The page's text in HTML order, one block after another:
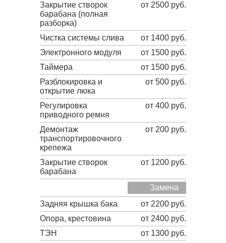
Закрытие створок
барабана (полная
разборка)
от 2500 руб.
Чистка системы слива
от 1400 руб.
Электронного модуля
от 1500 руб.
Таймера
от 1500 руб.
Разблокировка и
открытие люка
от 500 руб.
Регулировка
приводного ремня
от 400 руб.
Демонтаж
транспортировочного
крепежа
от 200 руб.
Закрытие створок
барабана
от 1200 руб.
Замена
Задняя крышка бака
от 2200 руб.
Опора, крестовина
от 2400 руб.
ТЭН
от 1300 руб.